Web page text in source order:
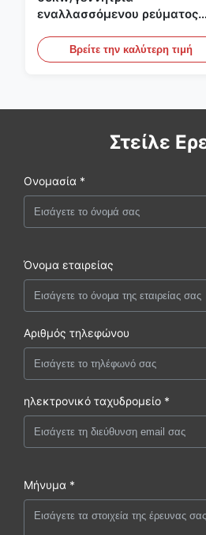
εναλλασσόμενου ρεύματος
για το σύνολο γεννητριών της
Βρείτε την καλύτερη τιμή
Στείλε
Ονομασία *
Όνομα εταιρείας
Αριθμός τηλεφώνου
ηλεκτρονικό ταχυδρομείο *
Μήνυμα *